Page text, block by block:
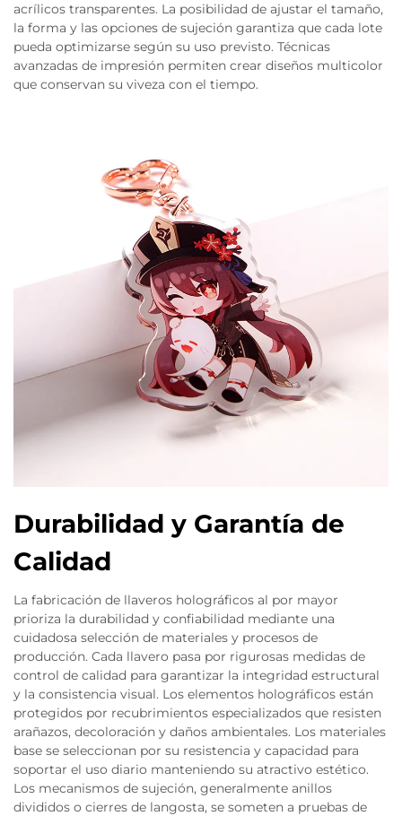
acrílicos transparentes. La posibilidad de ajustar el tamaño,
la forma y las opciones de sujeción garantiza que cada lote
pueda optimizarse según su uso previsto. Técnicas
avanzadas de impresión permiten crear diseños multicolor
que conservan su viveza con el tiempo.
Durabilidad y Garantía de
Calidad
La fabricación de llaveros holográficos al por mayor
prioriza la durabilidad y confiabilidad mediante una
cuidadosa selección de materiales y procesos de
producción. Cada llavero pasa por rigurosas medidas de
control de calidad para garantizar la integridad estructural
y la consistencia visual. Los elementos holográficos están
protegidos por recubrimientos especializados que resisten
arañazos, decoloración y daños ambientales. Los materiales
base se seleccionan por su resistencia y capacidad para
soportar el uso diario manteniendo su atractivo estético.
Los mecanismos de sujeción, generalmente anillos
divididos o cierres de langosta, se someten a pruebas de